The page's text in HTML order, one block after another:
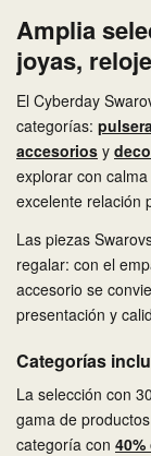
Amplia
joyas,
El Cyberday
categorías:
accesorios y
explorar con
excelente relación
Las piezas
regalar: con el
accesorio se
presentación y
Categorías
La selección con
gama de
categoría con